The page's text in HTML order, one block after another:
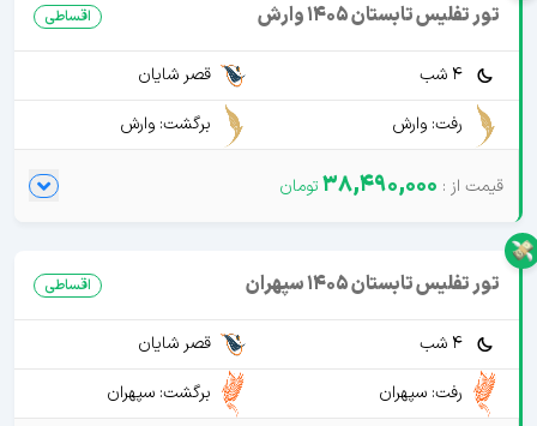
تور تفلیس تابستان 1405 وارش اقساطی
4 شب
قصر شایان
رفت: وارش
برگشت: وارش
38,490,000
تور تفلیس تابستان 1405 سپهران اقساطی
4 شب
قصر شایان
رفت: سپهران
برگشت: سپهران